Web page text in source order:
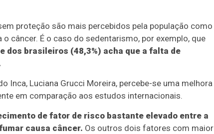
proteção são mais percebidos pela população como
câncer. É o caso do sedentarismo, por exemplo, que
dos brasileiros (48,3%) acha que a falta de
Inca, Luciana Grucci Moreira, percebe-se uma melhora
em comparação aos estudos internacionais.
de fator de risco bastante elevado entre a
causa câncer. Os outros dois fatores com maior